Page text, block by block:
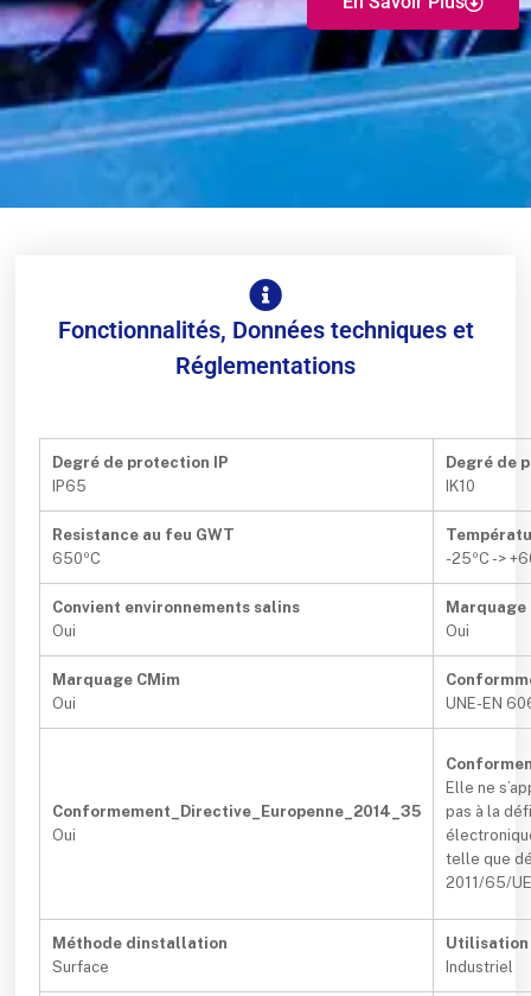
Fonctionnalités, Données techniques et
Réglementations
Degré de protection IP
IP65
Degré de
IK10
Resistance au feu GWT
650ºC
-25ºC ->
Convient environnements salins
Oui
Marquage
Oui
Marquage CMim
Oui
UNE-EN
Conformement_Directive_Europenne_2014_35
Oui
Elle ne
pas à la
telle que
2011/65/
Méthode dinstallation
Surface
Utilisation
Industriel